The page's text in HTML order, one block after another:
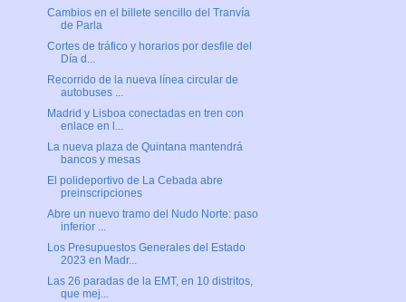
Cambios en el billete sencillo del Tranvía
de Parla
Cortes de tráfico y horarios por desfile del
Día d...
Recorrido de la nueva línea circular de
autobuses ...
Madrid y Lisboa conectadas en tren con
enlace en l...
La nueva plaza de Quintana mantendrá
bancos y mesas
El polideportivo de La Cebada abre
preinscripciones
Abre un nuevo tramo del Nudo Norte: paso
inferior ...
Los Presupuestos Generales del Estado
2023 en Madr...
Las 26 paradas de la EMT, en 10 distritos,
que mej...